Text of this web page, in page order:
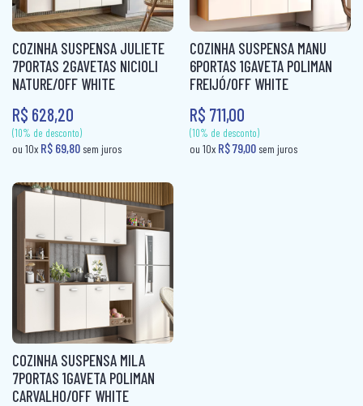
PANELEIRO
PANELEIRO AÇO
TORRE QUENTE
CAMA BOX SOLTEIRO
CAMA CASAL
CAMA INFANTIL
CAMA QUEEN
CAMA SOLTEIRO
COLCHÃO BABY
COLCHÃO CASAL MOLAS
COLCHÃO INFANTIL
COLCHÃO KING MOLAS
COLCHÂO QUEEN
COLCHÃO QUEEN MOLAS
(10% de desconto)
ou 10xR$ 44,00sem juros
(10% de desconto)
ou 10xR$ 69,80sem
COZINHA SUSPENSA JULIETE
7PORTAS 2GAVETAS NICIOLI
NATURE/OFF WHITE
R$ 628,20
COZINHA SUSPENSA MANU
6PORTAS 1GAVETA POLIMAN
FREIJÓ/OFF WHITE
R$ 711,00
COZINHA SUSPENSA MILA
7PORTAS 1GAVETA POLIMAN
CARVALHO/OFF WHITE